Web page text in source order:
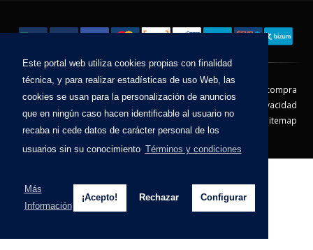
Este portal web utiliza cookies propias con finalidad
técnica, y para realizar estadísticas de uso Web, las
cookies se usan para la personalización de anuncios
que en ningún caso hacen identificable al usuario no
recaba ni cede datos de carácter personal de los
usuarios sin su conocimiento Términos y condiciones
Más
Información
¡Acepto! Rechazar Configurar
Condiciones de compra
Política de envíos
Política de devolución
Política de Privacidad
Política de Cookies
Sitemap